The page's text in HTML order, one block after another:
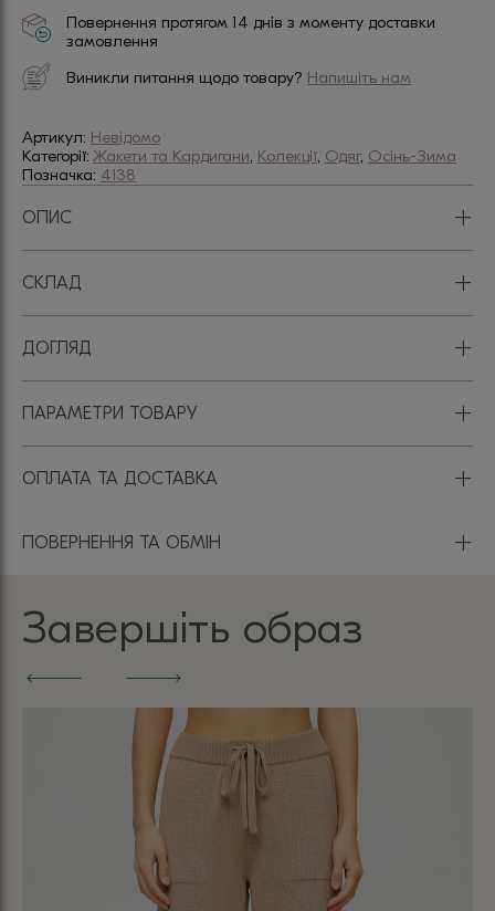
Повернення протягом 14 днів з моменту доставки
замовлення
Виникли питання щодо товару? Напишіть нам
Артикул: Невідомо
Категорії: Жакети та Кардигани, Колекції, Одяг, Осінь-Зима
Позначка: 4138
ОПИС +
СКЛАД +
ДОГЛЯД +
ПАРАМЕТРИ ТОВАРУ +
ОПЛАТА ТА ДОСТАВКА +
ПОВЕРНЕННЯ ТА ОБМІН +
Завершіть образ